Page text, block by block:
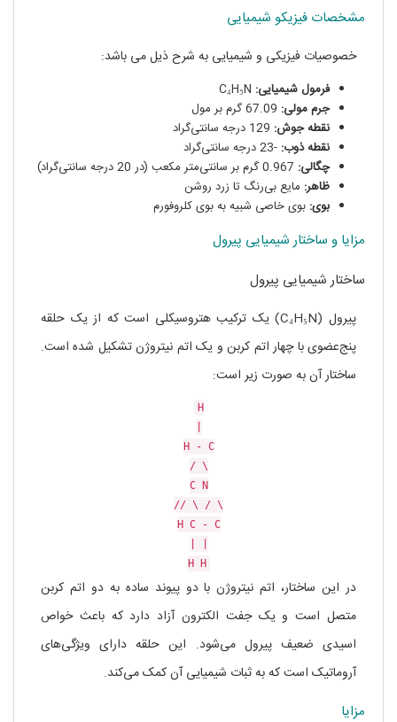
مشخصات فیزیکو شیمیایی
خصوصیات فیزیکی و شیمیایی به شرح ذیل می باشد:
فرمول شیمیایی:
جرم مولی:
نقطه جوش:
نقطه ذوب: -23 درجه سانتی‌گراد
چگالی:
ظاهر: مایع بی‌رنگ تا زرد روشن
بوی: بوی خاصی شبیه به بوی کلروفورم
مزایا و ساختار شیمیایی پیرول
ساختار شیمیایی پیرول
پیرول (C₄H₅N) یک ترکیب هتروسیکلی است که از یک حلقه
پنج‌عضوی با چهار اتم کربن و یک اتم نیتروژن تشکیل شده است.
ساختار آن به صورت زیر است:
H
H
- C
/\
C
N
// \ / \
H C - C
H
H
در این ساختار، اتم نیتروژن با دو پیوند ساده به دو اتم کربن
متصل است و یک جفت الکترون آزاد دارد که باعث خواص
اسیدی ضعیف پیرول می‌شود. این حلقه دارای ویژگی‌های
آروماتیک است که به ثبات شیمیایی آن کمک می‌کند.
مزایا